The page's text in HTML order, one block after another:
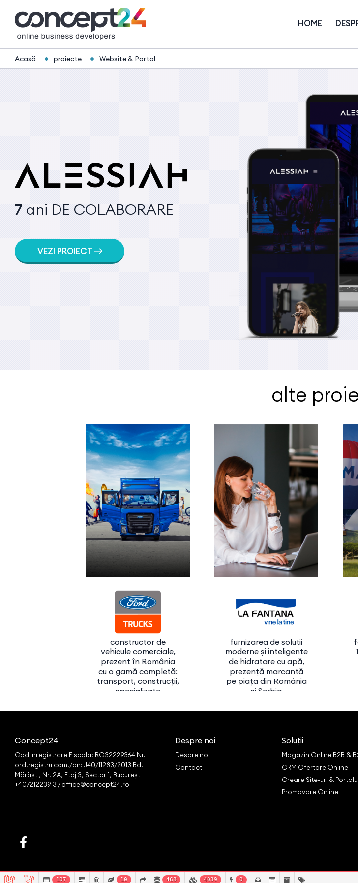
HOME
Acasă proiecte Website & Portal
7 ani DE COLABORARE
VEZI PROIECT
alte
constructor de
vehicule comerciale,
prezent în România
cu o gamă completă:
transport, construcții,
specializate
furnizarea de soluții
moderne și inteligente
de hidratare cu apă,
prezență marcantă
pe piața din România
și Serbia
Concept24
Cod Inregistrare Fiscala: RO32229364 Nr.
ord.registru com./an: J40/11283/2013 Bd.
Mărăști, Nr. 2A, Etaj 3, Sector 1, București
+40721223913 / office@concept24.ro
Despre noi
Despre noi
Contact
Soluții
Magazin Online B2B &
CRM Ofertare Online
Creare Site-uri &
Promovare Online
107 10 468 4039 0